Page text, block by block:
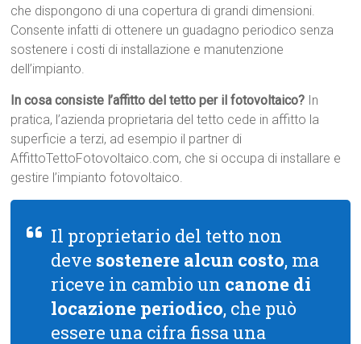
che dispongono di una copertura di grandi dimensioni.
Consente infatti di ottenere un guadagno periodico senza
sostenere i costi di installazione e manutenzione
dell’impianto.
In cosa consiste l’affitto del tetto per il fotovoltaico? In
pratica, l’azienda proprietaria del tetto cede in affitto la
superficie a terzi, ad esempio il partner di
AffittoTettoFotovoltaico.com, che si occupa di installare e
gestire l’impianto fotovoltaico.
Il proprietario del tetto non
deve sostenere alcun costo, ma
riceve in cambio un canone di
locazione periodico, che può
essere una cifra fissa una